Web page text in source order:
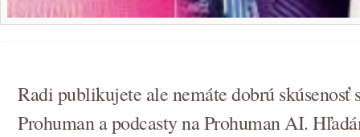
Radi publikujete ale nemáte dobrú
Prohuman a podcasty na Prohuman AI.